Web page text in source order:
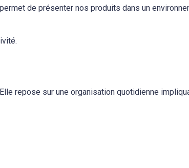
de présenter nos produits dans un
repose sur une organisation quotidienne